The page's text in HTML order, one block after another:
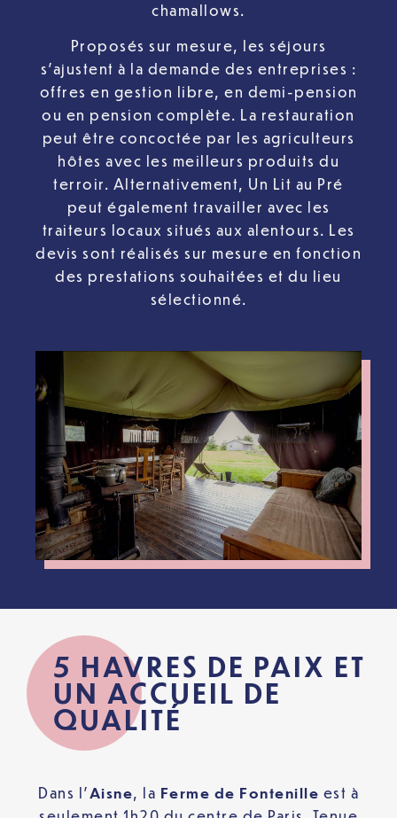
chamallows.
Proposés sur mesure, les séjours
s’ajustent à la demande des entreprises :
offres en gestion libre, en demi-pension
ou en pension complète. La restauration
peut être concoctée par les agriculteurs
hôtes avec les meilleurs produits du
terroir. Alternativement, Un Lit au Pré
peut également travailler avec les
traiteurs locaux situés aux alentours. Les
devis sont réalisés sur mesure en fonction
des prestations souhaitées et du lieu
sélectionné.
5 HAVRES DE PAIX ET
UN ACCUEIL DE
QUALITÉ
Dans l’Aisne, la Ferme de Fontenille est à